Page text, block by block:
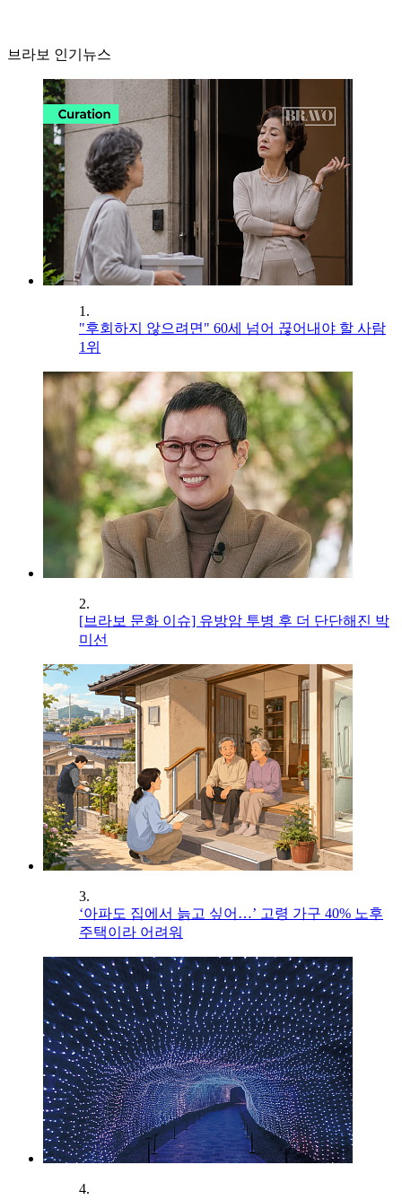
브라보 인기뉴스
1.
"후회하지 않으려면" 60세 넘어 끊어내야 할 사람
1위
2.
[브라보 문화 이슈] 유방암 투병 후 더 단단해진 박
미선
3.
‘아파도 집에서 늙고 싶어…’ 고령 가구 40% 노후
주택이라 어려워
4.